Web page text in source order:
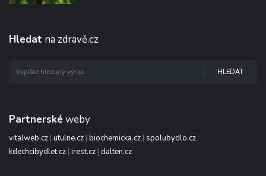
Hledat na zdravě.cz
HLEDAT
Partnerské weby
vitalweb.cz | utulne.cz | biochemicka.cz | spolubydlo.cz
kdechcibydlet.cz | irest.cz | dalten.cz